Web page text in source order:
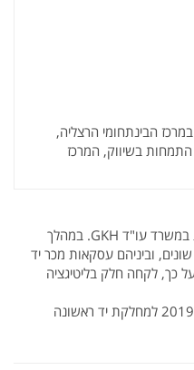
הבינתחומי הרצליה,
בשיווק, המרכז
במשרד עו"ד GKH. במהלך
וביניהם עסקאות מכר יד
כך, לקחה חלק בליטיגציה
עו"ד נעימי הצטרפה למשרדנו בשנת 2019 למחלקת יד ראשונה